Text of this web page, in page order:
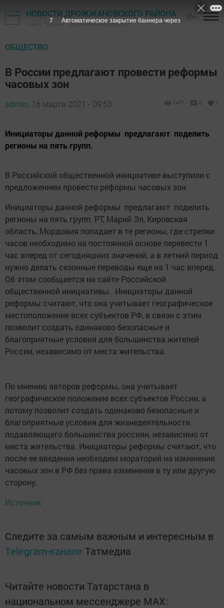
НОВОСТИ ДРОЖЖАНОВСКОГО РАЙОНА
Газета "Туган як" - Дрожжановский район
ОБЩЕСТВО
В России предлагают провести реформы
часовых зон
admin, 16 марта 2021 - 09:53 1471 0 1
Инициаторы данной реформы предлагают поделить
регионы на пять групп.
В Российской общественной инициативе выступили с
предложением провести реформы часовых зон.
Инициаторы данной реформы предлагают поделить
регионы на пять групп. РТ, Марий Эл, Кировская
область, Мордовия попадает в те регионы, где стрелки
часов необходимо на постоянной основе перевести 1
час вперед от сегодняшних значений, а в летний период
нужно делать сезонные переводы еще на 1 час вперед.
Об этом сообщается на сайте Российской
общественной инициативы. Инициаторы данной
реформы считают, что она учитывает географическое
местоположение всех субъектов РФ, в связи с этим
позволит создать одинаково безопасные и
благоприятные условия для большинства жителей
России, независимо от места жительства.
По мнению авторов реформы, она учитывает
географическое положение всех субъектов России, а
потому позволит создать одинаково безопасные и
благоприятные условия для жизнедеятельности
подавляющего большинства россиян, независимо от
места жительства. Инициаторы реформы считают, что
после ее введения необходим мораторий на изменения
часовых зон в РФ без права изменения в ту или другую
сторону.
Источник
Следите за самым важным и интересным в
Telegram-канале Татмедиа
Читайте новости Татарстана в
национальном мессенджере MАХ:
6 Автоматическое закрытие баннера через